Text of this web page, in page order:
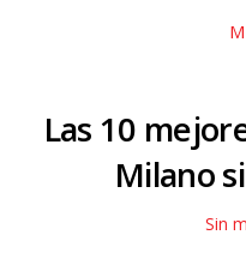
Las 10
Milano
Sin